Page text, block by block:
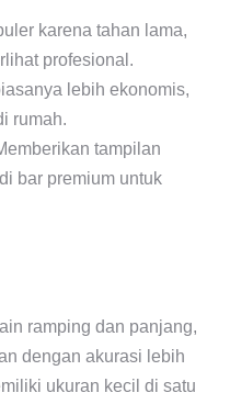
karena tahan lama,
profesional.
lebih ekonomis,
rumah.
tampilan
bar premium untuk
ramping dan panjang,
dengan akurasi lebih
ukuran kecil di satu